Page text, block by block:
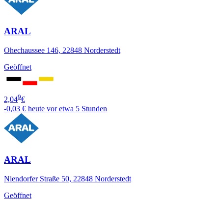
ARAL
Ohechaussee 146, 22848 Norderstedt
Geöffnet
2,049€
-0,03 € heute vor etwa 5 Stunden
ARAL
Niendorfer Straße 50, 22848 Norderstedt
Geöffnet